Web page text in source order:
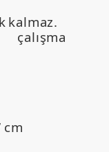
kalmaz.
çalışma
cm